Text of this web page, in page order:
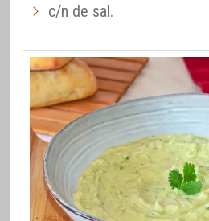
c/n de sal.